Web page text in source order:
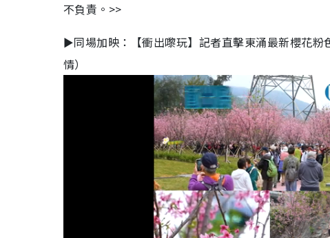
不負責。>>
►同場加映：【衝出嚟玩】記者直擊東涌最新櫻花
情）